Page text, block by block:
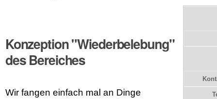
Konzeption "Wiederbelebung"
des Bereiches
Wir fangen einfach mal an Dinge